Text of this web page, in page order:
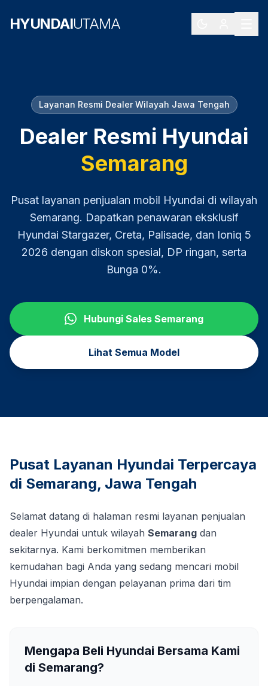
HYUNDAIUTAMA
Layanan Resmi Dealer Wilayah Jawa Tengah
Dealer Resmi Hyundai
Semarang
Pusat layanan penjualan mobil Hyundai di wilayah
Semarang. Dapatkan penawaran eksklusif
Hyundai Stargazer, Creta, Palisade, dan Ioniq 5
2026 dengan diskon spesial, DP ringan, serta
Bunga 0%.
Hubungi Sales Semarang
Lihat Semua Model
Pusat Layanan Hyundai Terpercaya
di Semarang, Jawa Tengah
Selamat datang di halaman resmi layanan penjualan
dealer Hyundai untuk wilayah Semarang dan
sekitarnya. Kami berkomitmen memberikan
kemudahan bagi Anda yang sedang mencari mobil
Hyundai impian dengan pelayanan prima dari tim
berpengalaman.
Mengapa Beli Hyundai Bersama Kami
di Semarang?